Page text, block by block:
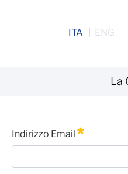
ITA ENG
La
Password
Indirizzo Email
Obbligatorio